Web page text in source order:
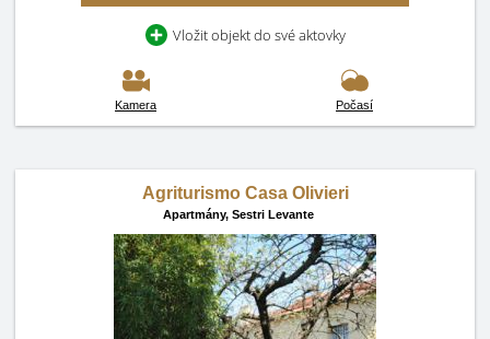
Vložit objekt do své aktovky
Kamera Počasí
Agriturismo Casa Olivieri
Apartmány, Sestri Levante